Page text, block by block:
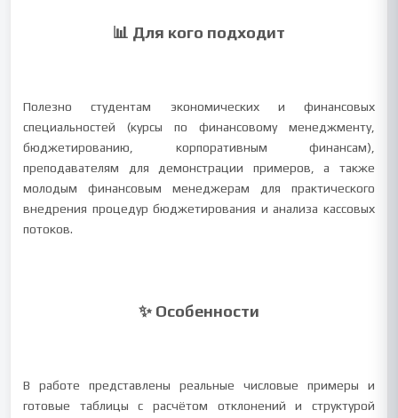
📊 Для кого подходит
Полезно студентам экономических и финансовых
специальностей (курсы по финансовому менеджменту,
бюджетированию, корпоративным финансам),
преподавателям для демонстрации примеров, а также
молодым финансовым менеджерам для практического
внедрения процедур бюджетирования и анализа кассовых
потоков.
✨ Особенности
В работе представлены реальные числовые примеры и
готовые таблицы с расчётом отклонений и структурой